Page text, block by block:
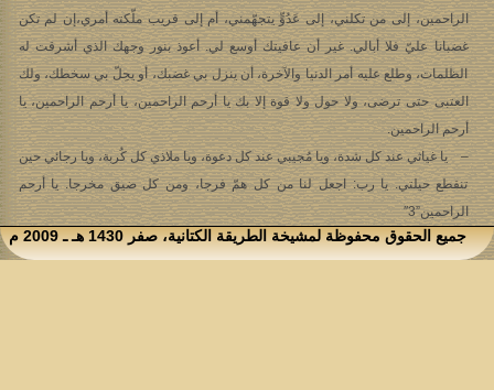
الراحمين، إلى من تكلني، إلى عَدُوٍّ يتجهّمني، أم إلى قريب ملّكته أمري،إن لم تكن
غضبانا عليّ فلا أبالي. غير أن عافيتك أوسع لي. أعوذ بنور وجهك الذي أشرقت له
الظلمات، وطلع عليه أمر الدنيا والآخرة، أن ينزل بي غضبك، أو يحِلّ بي سخطك، ولك
العتبى حتى ترضى، ولا حول ولا قوة إلا بك يا أرحم الراحمين، يا أرحم الراحمين، يا
أرحم الراحمين.
– يا غياثي عند كل شدة، ويا مُجيبي عند كل دعوة، ويا ملاذي كل كُربة، ويا رجائي حين
تنقطع حيلتي. يا رب: اجعل لنا من كل همّ فرجا، ومن كل ضيق مخرجا. يا أرحم
الراحمين”3″
جميع الحقوق محفوظة لمشيخة الطريقة الكتانية، صفر 1430 هـ ـ 2009 م